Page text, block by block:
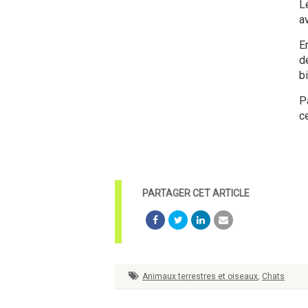
Animaux terrestres et oiseaux, Chats